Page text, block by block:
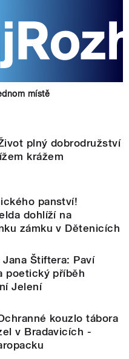
místě
plný dobrodružství
krážem
panství!
dohlíží na
zámku v Dětenicích
Štiftera: Paví
poetický příběh
Jelení
kouzlo tábora
v Bradavicích -